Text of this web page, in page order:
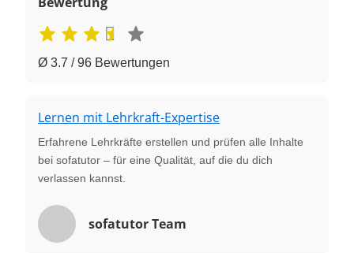
Ø 3.7 / 96 Bewertungen
Lernen mit Lehrkraft-Expertise
Erfahrene Lehrkräfte erstellen und prüfen alle Inhalte
bei sofatutor – für eine Qualität, auf die du dich
verlassen kannst.
sofatutor Team